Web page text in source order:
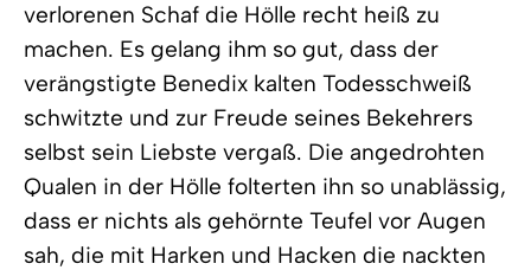
verlorenen Schaf die Hölle recht heiß zu
machen. Es gelang ihm so gut, dass der
verängstigte Benedix kalten Todesschweiß
schwitzte und zur Freude seines Bekehrers
selbst sein Liebste vergaß. Die angedrohten
Qualen in der Hölle folterten ihn so unablässig,
dass er nichts als gehörnte Teufel vor Augen
sah, die mit Harken und Hacken die nackten